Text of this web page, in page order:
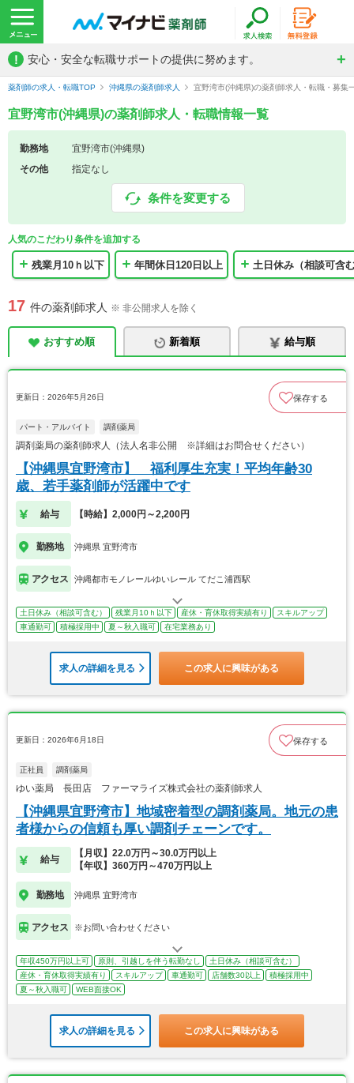
! 安心・安全な転職サポートの提供に努めます。
薬剤師の求人・転職TOP 沖縄県の薬剤師求人 宜野湾市(沖縄県)の薬剤師求人・転職・募集
宜野湾市(沖縄県)の薬剤師求人・転職情報一覧
勤務地
宜野湾市(沖縄県)
その他
指定なし
条件を変更する
人気のこだわり条件を追加する
残業月10ｈ以下 年間休日120日以上 土日休み（相談可含
17 件の薬剤師求人 ※ 非公開求人を除く
おすすめ順 新着順 給与順
更新日：2026年5月26日 保存する
パート・アルバイト 調剤薬局
調剤薬局の薬剤師求人（法人名非公開 ※詳細はお問合せください）
【沖縄県宜野湾市】 福利厚生充実！平均年齢30
歳、若手薬剤師が活躍中です
給与 【時給】2,000円～2,200円
勤務地 沖縄県 宜野湾市
アクセス 沖縄都市モノレールゆいレール てだこ浦西駅
土日休み（相談可含む） 残業月10ｈ以下 産休・育休取得実績有り
スキルアップ
車通勤可
積極採用中 夏～秋入職可 在宅業務あり
求人の詳細を見る この求人に興味がある
更新日：2026年6月18日 保存する
正社員 調剤薬局
ゆい薬局 長田店 ファーマライズ株式会社の薬剤師求人
【沖縄県宜野湾市】地域密着型の調剤薬局。地元の患
者様からの信頼も厚い調剤チェーンです。
給与
【月収】22.0万円～30.0万円以上
【年収】360万円～470万円以上
勤務地 沖縄県 宜野湾市
アクセス ※お問い合わせください
年収450万円以上可 原則、引越しを伴う転勤なし
土日休み（相談可含む）
産休・育休取得実績有り
スキルアップ 車通勤可 店舗数30以上
積極採用中
夏～秋入職可
WEB面接OK
求人の詳細を見る この求人に興味がある